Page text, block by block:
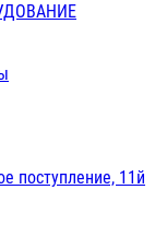
поступление, 11й